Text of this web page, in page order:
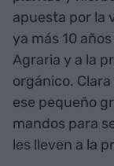
apuesta por la
ya más 10
Agraria y a la
orgánico.
ese pequeño
mandos para
les lleven a la